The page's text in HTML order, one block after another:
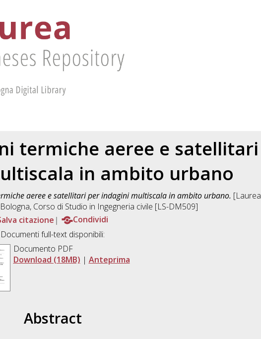
termiche aeree e satellitari
in ambito urbano
aeree e satellitari per indagini multiscala in ambito urbano. [Laurea
Corso di Studio in Ingegneria civile [LS-DM509]
citazione
Condividi
Documenti full-text disponibili:
Documento PDF
Download (18MB) | Anteprima
Abstract